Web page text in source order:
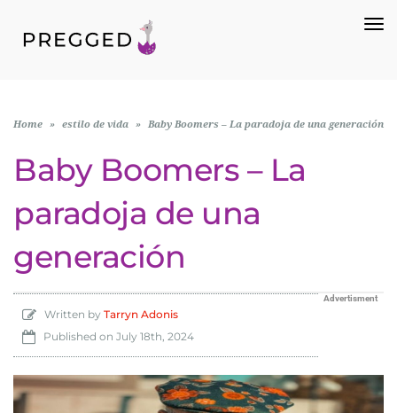
Home » estilo de vida » Baby Boomers – La paradoja de una generación
Baby Boomers – La
paradoja de una
generación
Advertisment
Written by Tarryn Adonis
Published on July 18th, 2024